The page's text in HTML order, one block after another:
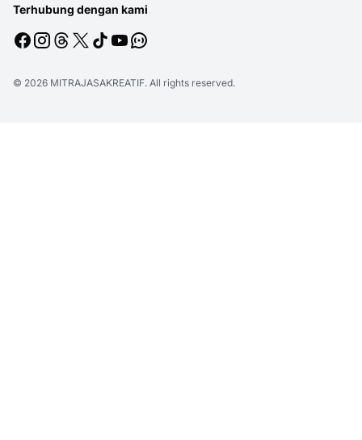
Terhubung dengan kami
© 2026 MITRAJASAKREATIF. All rights reserved.